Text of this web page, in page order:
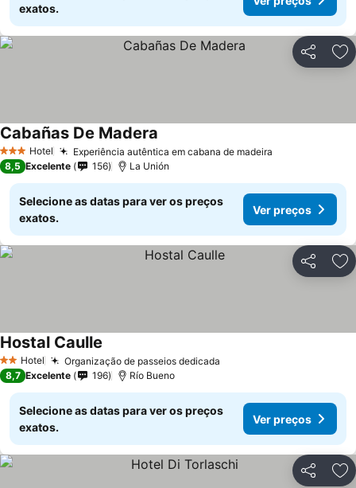
exatos.
Partilhar
3 EstrelasHotel Experiência autêntica em cabana de madeira
Cabañas De Madera
8,5 Excelente 156 La Unión
Selecione as datas para ver os preços
exatos.
Ver preços
Partilhar
2 Estrelas
Hotel Organização de passeios dedicada
Hostal Caulle
8,7 Excelente 196 Río Bueno
Selecione as datas para ver os preços
exatos.
Ver preços
Partilhar